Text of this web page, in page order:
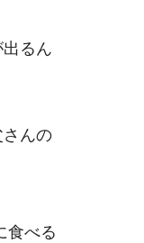
るん
んの
食べる